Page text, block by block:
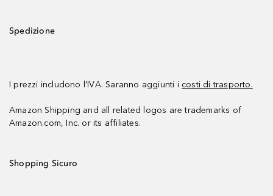
Spedizione
I prezzi includono l’IVA. Saranno aggiunti i costi di trasporto.
Amazon Shipping and all related logos are trademarks of
Amazon.com, Inc. or its affiliates.
Shopping Sicuro